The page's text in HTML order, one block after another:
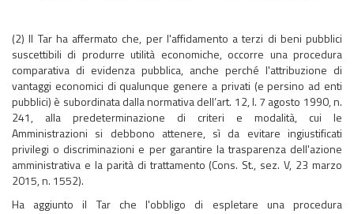
(2) Il Tar ha affermato che, per l'affidamento a terzi di beni pubblici
suscettibili di produrre utilità economiche, occorre una procedura
comparativa di evidenza pubblica, anche perché l'attribuzione di
vantaggi economici di qualunque genere a privati (e persino ad enti
pubblici) è subordinata dalla normativa dell’art. 12, l. 7 agosto 1990, n.
241, alla predeterminazione di criteri e modalità, cui le
Amministrazioni si debbono attenere, sì da evitare ingiustificati
privilegi o discriminazioni e per garantire la trasparenza dell'azione
amministrativa e la parità di trattamento (Cons. St., sez. V, 23 marzo
2015, n. 1552).
Ha aggiunto il Tar che l'obbligo di espletare una procedura